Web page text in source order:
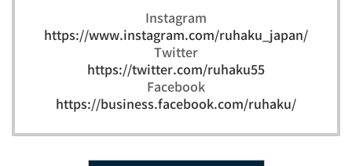
Instagram
https://www.instagram.com/ruhaku_japan/
Twitter
https://twitter.com/ruhaku55
Facebook
https://business.facebook.com/ruhaku/